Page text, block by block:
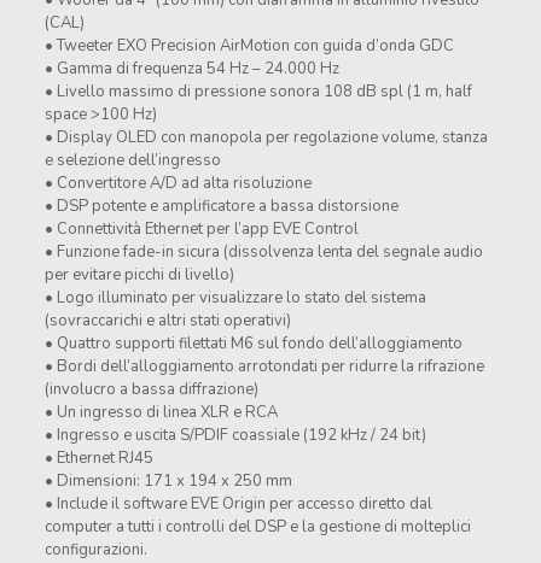
(CAL)
• Tweeter EXO Precision AirMotion con guida d’onda GDC
• Gamma di frequenza 54 Hz – 24.000 Hz
• Livello massimo di pressione sonora 108 dB spl (1 m, half
space >100 Hz)
• Display OLED con manopola per regolazione volume, stanza
e selezione dell’ingresso
• Convertitore A/D ad alta risoluzione
• DSP potente e amplificatore a bassa distorsione
• Connettività Ethernet per l’app EVE Control
• Funzione fade-in sicura (dissolvenza lenta del segnale audio
per evitare picchi di livello)
• Logo illuminato per visualizzare lo stato del sistema
(sovraccarichi e altri stati operativi)
• Quattro supporti filettati M6 sul fondo dell’alloggiamento
• Bordi dell’alloggiamento arrotondati per ridurre la rifrazione
(involucro a bassa diffrazione)
• Un ingresso di linea XLR e RCA
• Ingresso e uscita S/PDIF coassiale (192 kHz / 24 bit)
• Ethernet RJ45
• Dimensioni: 171 x 194 x 250 mm
• Include il software EVE Origin per accesso diretto dal
computer a tutti i controlli del DSP e la gestione di molteplici
configurazioni.